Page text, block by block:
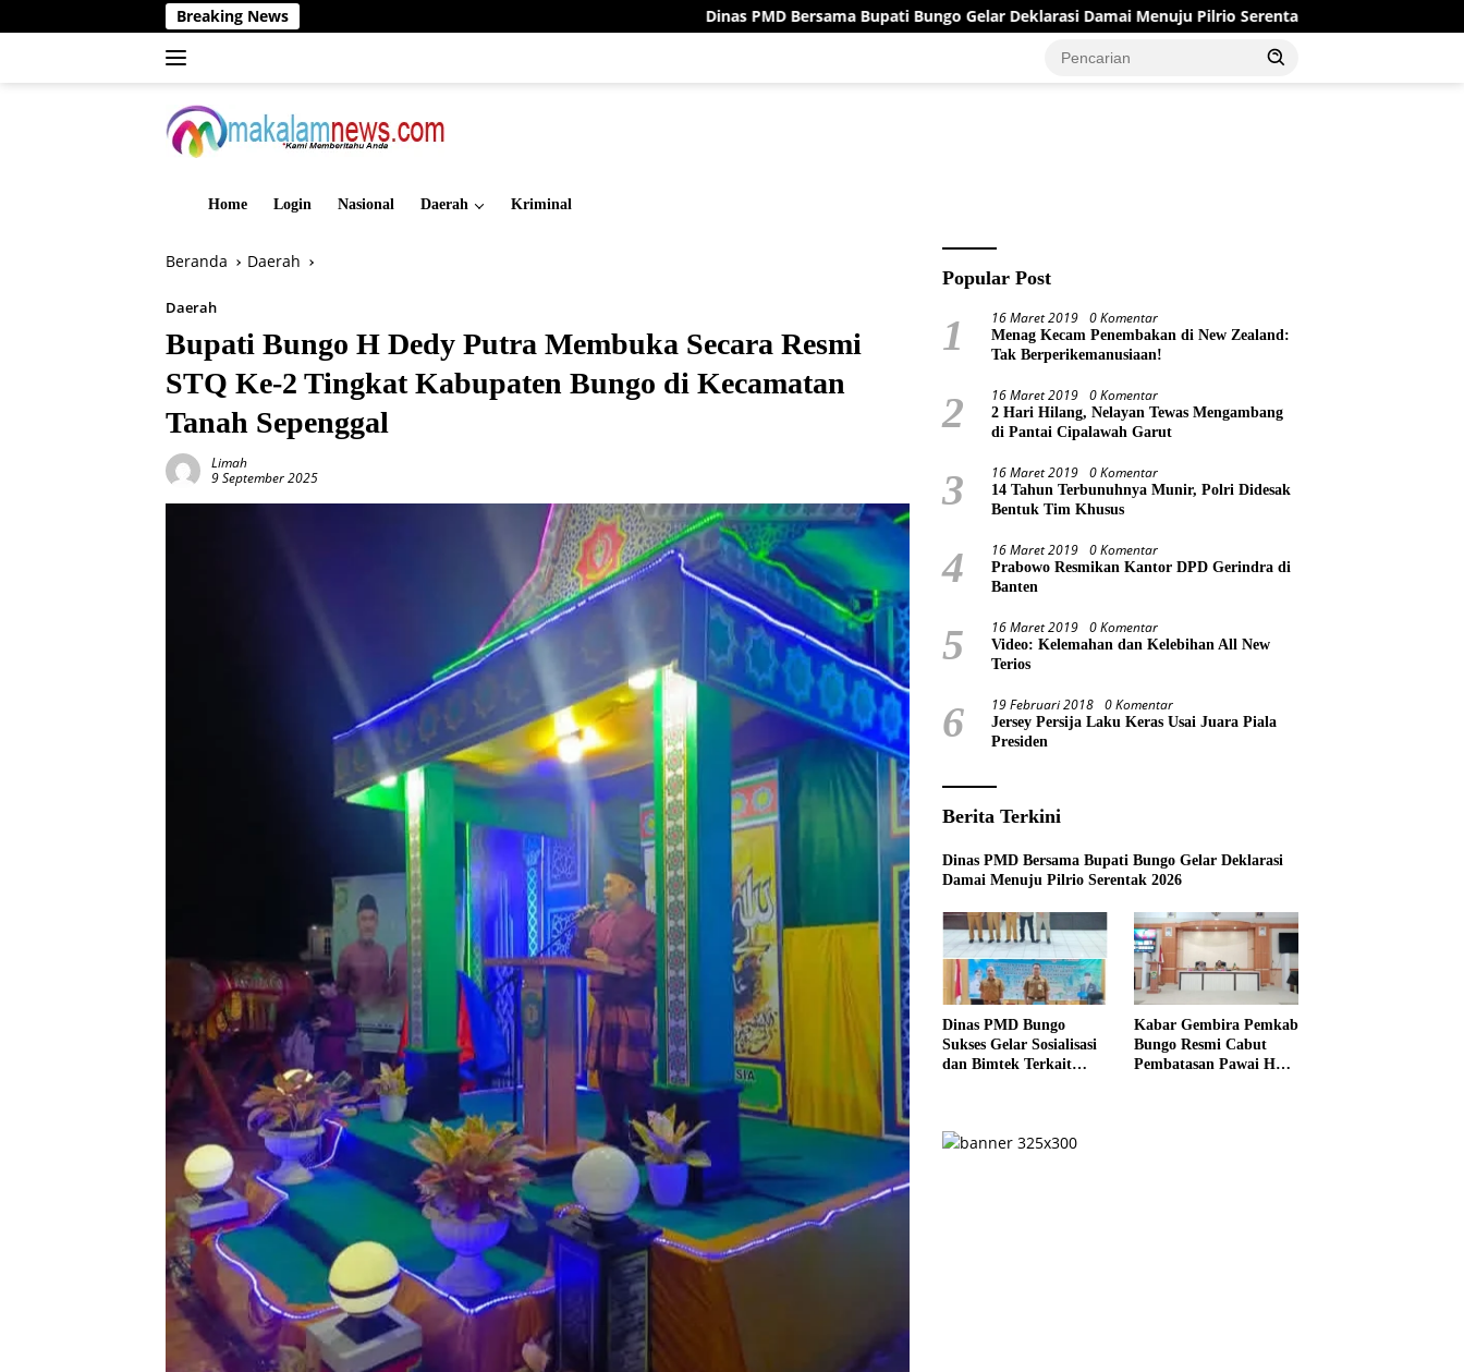
ke
Breaking News Dinas PMD Bersama Bupati Bungo Gelar Deklarasi Damai Menuju Pilrio Serentak 2026 Dinas PMD Bungo Sukses
Home Login Nasional Daerah Kriminal
Beranda Daerah
Daerah
Bupati Bungo H Dedy Putra Membuka Secara Resmi
STQ Ke-2 Tingkat Kabupaten Bungo di Kecamatan
Tanah Sepenggal
Limah
9 September 2025
Popular Post
1 16 Maret 2019 0 Komentar
Menag Kecam Penembakan di New Zealand:
Tak Berperikemanusiaan!
2 16 Maret 2019 0 Komentar
2 Hari Hilang, Nelayan Tewas Mengambang
di Pantai Cipalawah Garut
3 16 Maret 2019 0 Komentar
14 Tahun Terbunuhnya Munir, Polri Didesak
Bentuk Tim Khusus
4 16 Maret 2019 0 Komentar
Prabowo Resmikan Kantor DPD Gerindra di
Banten
5 16 Maret 2019 0 Komentar
Video: Kelemahan dan Kelebihan All New
Terios
6 19 Februari 2018 0 Komentar
Jersey Persija Laku Keras Usai Juara Piala
Presiden
Berita Terkini
Dinas PMD Bersama Bupati Bungo Gelar Deklarasi
Damai Menuju Pilrio Serentak 2026
Dinas PMD Bungo
Sukses Gelar Sosialisasi
dan Bimtek Terkait
Kabar Gembira Pemkab
Bungo Resmi Cabut
Pembatasan Pawai HUT